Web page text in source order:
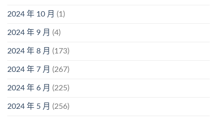
2024 年 10 月 (1)
2024 年 9 月 (4)
2024 年 8 月 (173)
2024 年 7 月 (267)
2024 年 6 月 (225)
2024 年 5 月 (256)